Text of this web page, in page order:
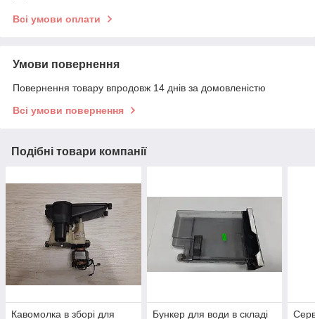
Всі умови оплати
Умови повернення
Повернення товару впродовж 14 днів за домовленістю
Всі умови повернення
Подібні товари компанії
Кавомолка в зборі для Бункер для води в складі